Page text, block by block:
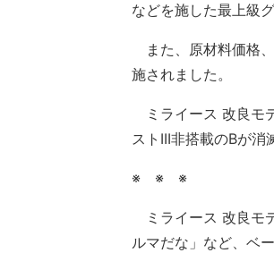
などを施した最上級
また、原材料価格
施されました。
ミライース 改良モ
ストIII非搭載のBが消
※ ※ ※
ミライース 改良モ
ルマだな」など、ベ